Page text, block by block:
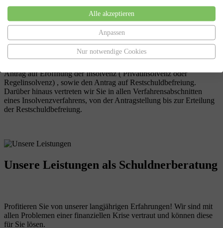
Regel- oder Verbraucherinsolvenz
Falls eine außergerichtliche Einigung nicht möglich sein sollte,
Antrag auf Eröffnung der Insolvenz ( Privatinsolvenz oder
Regelinsolvenz) , sowie den Antrag auf Restschuldbefreiung.
Darüber hinaus vertreten wir Sie in allen Verfahrensabschnitten
eines Insolvenzverfahrens, von der Antragstellung bis zur Erteilung
der Restschuldbefreiung.
Unsere Leistungen als Schuldnerberatung
Profitieren Sie von unserer langjährigen Erfahrungen! Wir sind mit
allen Problemen einer finanziellen Krise vertraut und können diese
für Sie lösen.
Alle akzeptieren
Anpassen
Nur notwendige Cookies